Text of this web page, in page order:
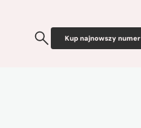
Kup najnowszy numer